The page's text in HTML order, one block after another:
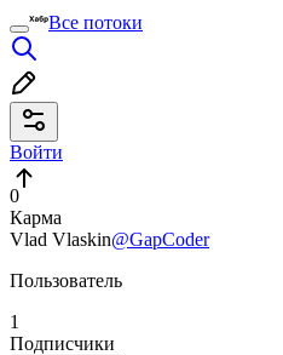
Все потоки
Войти
0
Карма
Vlad Vlaskin@GapCoder
Пользователь
1
Подписчики